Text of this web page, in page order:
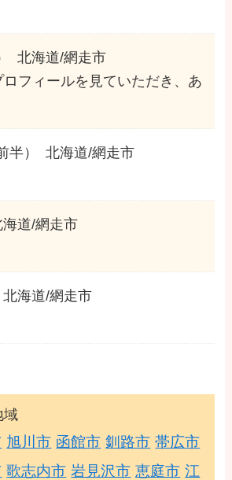
北海道/網走市
フィールを見ていただき、あ
半）
北海道/網走市
海道/網走市
北海道/網走市
域
旭川市 函館市 釧路市 帯広市
歌志内市 岩見沢市 恵庭市 江